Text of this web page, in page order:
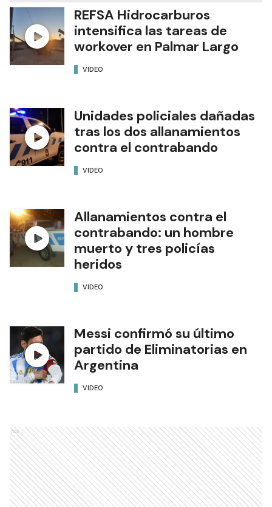
REFSA Hidrocarburos
intensifica las tareas de
workover en Palmar Largo
VIDEO
Unidades policiales dañadas
tras los dos allanamientos
contra el contrabando
VIDEO
Allanamientos contra el
contrabando: un hombre
muerto y tres policías
heridos
VIDEO
Messi confirmó su último
partido de Eliminatorias en
Argentina
VIDEO
Ads